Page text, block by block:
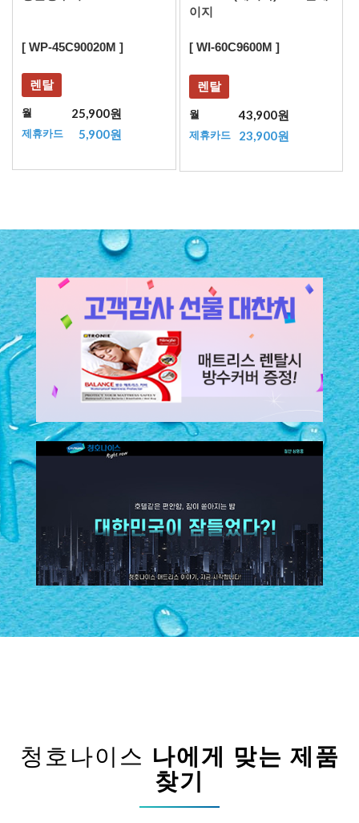
[ WP-45C90020M ]
렌탈
월 25,900원
제휴카드 5,900원
이지
[ WI-60C9600M ]
렌탈
월 43,900원
제휴카드 23,900원
청호나이스 나에게 맞는 제품
찾기